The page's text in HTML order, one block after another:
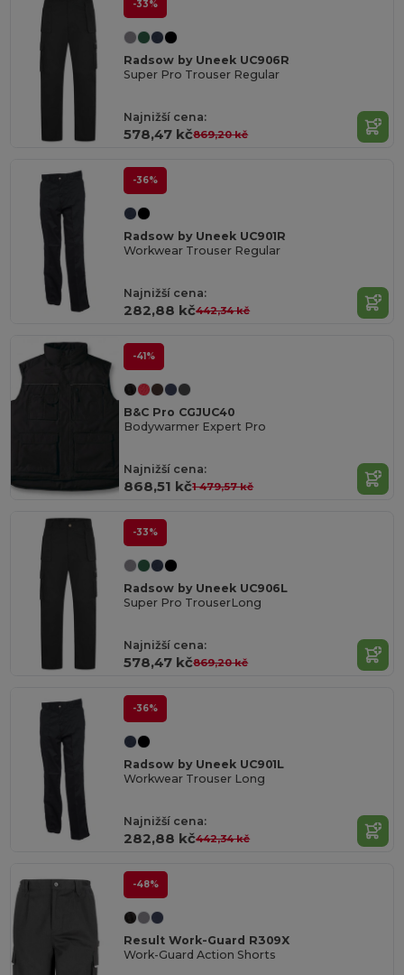
-33%
Radsow by Uneek UC906R
Super Pro Trouser Regular
Najnižší cena:
578,47 kč869,20 kč
-36%
Radsow by Uneek UC901R
Workwear Trouser Regular
Najnižší cena:
282,88 kč442,34 kč
-41%
B&C Pro CGJUC40
Bodywarmer Expert Pro
Najnižší cena:
868,51 kč1 479,57 kč
-33%
Radsow by Uneek UC906L
Super Pro TrouserLong
Najnižší cena:
578,47 kč869,20 kč
-36%
Radsow by Uneek UC901L
Workwear Trouser Long
Najnižší cena:
282,88 kč442,34 kč
-48%
Result Work-Guard R309X
Work-Guard Action Shorts